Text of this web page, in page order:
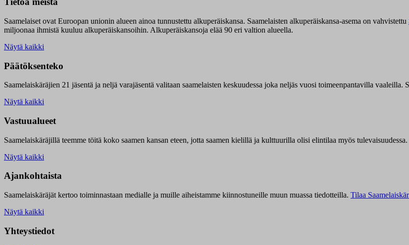
Saamelaiset ovat Euroopan unionin alueen ainoa tunnustettu alkuperäiskansa. Saamelaisten alkuperäiskansa-asema on vahvistettu
miljoonaa ihmistä kuuluu alkuperäiskansoihin. Alkuperäiskansoja elää 90 eri valtion alueella.
Näytä kaikki
Päätöksenteko
Saamelaiskäräjien 21 jäsentä ja neljä varajäsentä valitaan saamelaisten keskuudessa joka neljäs vuosi toimeenpantavilla
Näytä kaikki
Vastuualueet
Saamelaiskäräjillä teemme töitä koko saamen kansan eteen, jotta saamen kielillä ja kulttuurilla olisi elintilaa myös tulevaisuudessa.
Näytä kaikki
Ajankohtaista
Saamelaiskäräjät kertoo toiminnastaan medialle ja muille aiheistamme kiinnostuneille muun muassa tiedotteilla. Tilaa
Näytä kaikki
Yhteystiedot